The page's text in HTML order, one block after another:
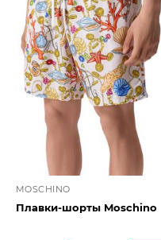
MOSCHINO
Плавки-шорты Moschino